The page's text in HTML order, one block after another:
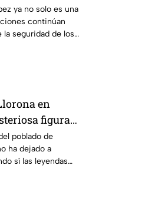
ya no solo es una
continúan
seguridad de los
son cada vez
en
figura y
poblado de
ha dejado a
sí las leyendas
en generación